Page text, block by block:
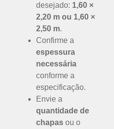
desejado: 1,60 ×
2,20 m ou 1,60 ×
2,50 m.
Confirme a
espessura
necessária
conforme a
especificação.
Envie a
quantidade de
chapas ou o